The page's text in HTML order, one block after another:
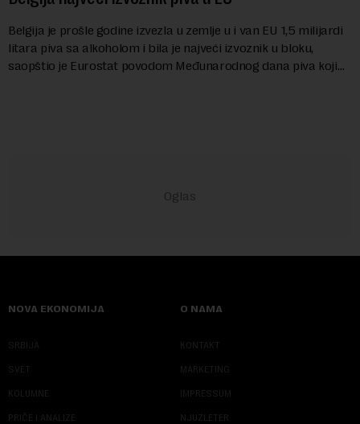
Belgija je prošle godine izvezla u zemlje u i van EU 1,5 milijardi
litara piva sa alkoholom i bila je najveći izvoznik u bloku,
saopštio je Eurostat povodom Međunarodnog dana piva koji
NOVA EKONOMIJA
SRBIJA
SVET
KOLUMNE
PRIČE I ANALIZE
O NAMA
KONTAKT
MARKETING
IMPRESSUM
NJUZLETER